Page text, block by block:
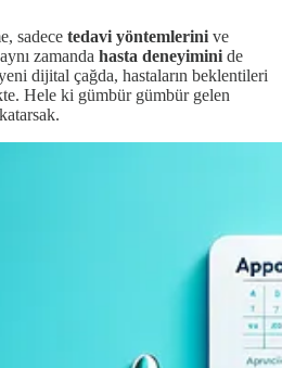
sadece tedavi yöntemlerinive
zamanda hasta deneyiminide
dijital çağda, hastaların beklentileri
Hele ki gümbür gümbür gelen